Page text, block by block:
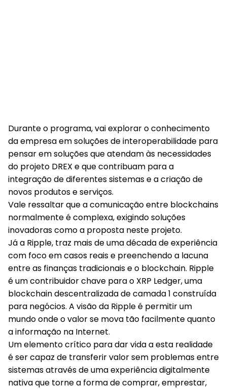
Durante o programa, vai explorar o conhecimento
da empresa em soluções de interoperabilidade para
pensar em soluções que atendam às necessidades
do projeto DREX e que contribuam para a
integração de diferentes sistemas e a criação de
novos produtos e serviços.
Vale ressaltar que a comunicação entre blockchains
normalmente é complexa, exigindo soluções
inovadoras como a proposta neste projeto.
Já a Ripple, traz mais de uma década de experiência
com foco em casos reais e preenchendo a lacuna
entre as finanças tradicionais e o blockchain. Ripple
é um contribuidor chave para o XRP Ledger, uma
blockchain descentralizada de camada 1 construída
para negócios. A visão da Ripple é permitir um
mundo onde o valor se mova tão facilmente quanto
a informação na Internet.
Um elemento crítico para dar vida a esta realidade
é ser capaz de transferir valor sem problemas entre
sistemas através de uma experiência digitalmente
nativa que torne a forma de comprar, emprestar,